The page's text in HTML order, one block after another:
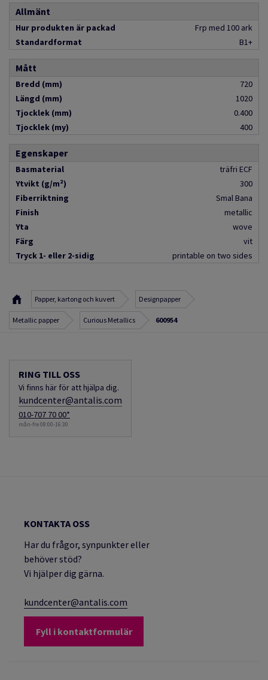
Allmänt
Hur produkten är packad
Frp med 100 ark
Standardformat
B1+
Mått
Bredd (mm)
720
Längd (mm)
1020
Tjocklek (mm)
0.400
Tjocklek (my)
400
Egenskaper
Basmaterial
träfri ECF
Ytvikt (g/m²)
300
Fiberriktning
Smal Bana
Finish
metallic
Yta
wove
Färg
vit
Tryck 1- eller 2-sidig
printable on two sides
Papper, kartong och kuvert Designpapper
Metallic papper Curious Metallics 600954
RING TILL OSS
Vi finns här för att hjälpa dig.
kundcenter@antalis.com
010-707 70 00*
mån-fre 08:00-16:30
KONTAKTA OSS
Har du frågor, synpunkter eller
behöver stöd?
Vi hjälper dig gärna.
kundcenter@antalis.com
Fyll i kontaktformulär